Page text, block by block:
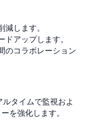
減します。
ドアップします。
のコラボレーション
タイムで監視およ
を強化します。